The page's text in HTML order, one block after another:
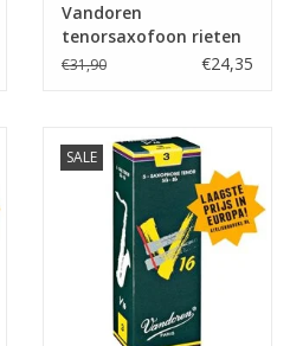
Vandoren
tenorsaxofoon rieten
Traditional
€31,90 €24,35
SALE